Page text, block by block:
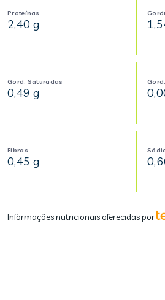
Proteínas
2,40 g
Gord. Saturadas
0,49 g
Fibras
0,45 g
Informações nutricionais oferecidas por